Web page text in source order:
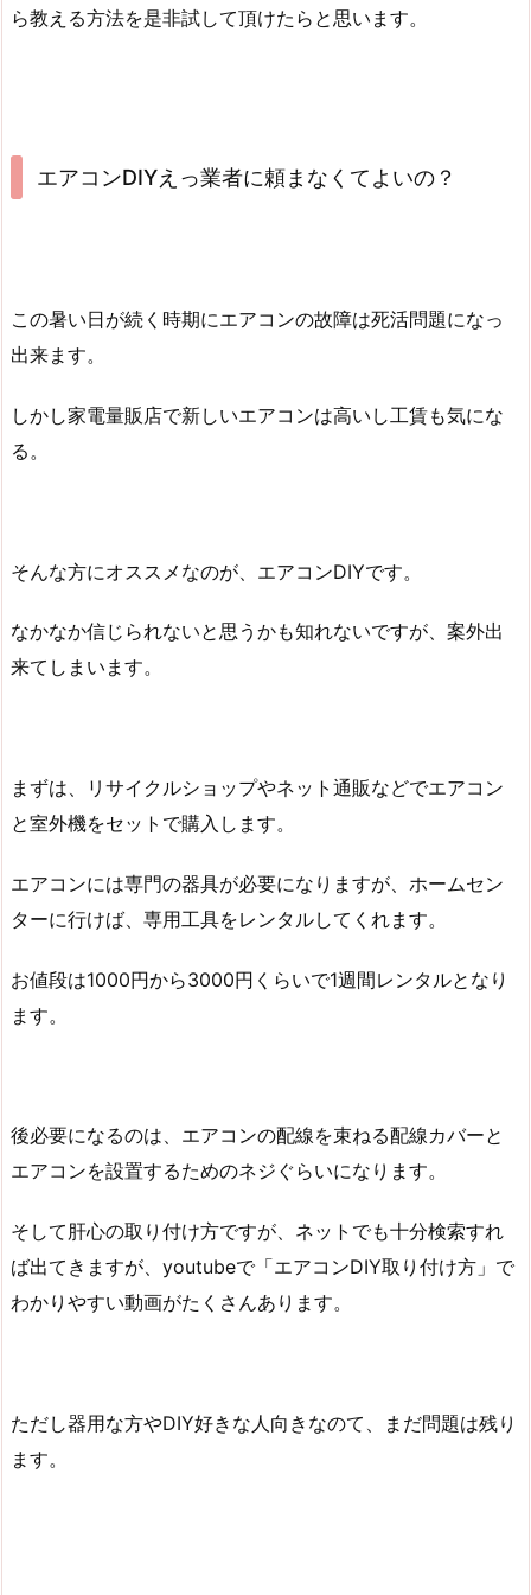
ら教える方法を是非試して頂けたらと思います。
エアコンDIYえっ業者に頼まなくてよいの？
この暑い日が続く時期にエアコンの故障は死活問題になっ
出来ます。
しかし家電量販店で新しいエアコンは高いし工賃も気にな
る。
そんな方にオススメなのが、エアコンDIYです。
なかなか信じられないと思うかも知れないですが、案外出
来てしまいます。
まずは、リサイクルショップやネット通販などでエアコン
と室外機をセットで購入します。
エアコンには専門の器具が必要になりますが、ホームセン
ターに行けば、専用工具をレンタルしてくれます。
お値段は1000円から3000円くらいで1週間レンタルとなり
ます。
後必要になるのは、エアコンの配線を束ねる配線カバーと
エアコンを設置するためのネジぐらいになります。
そして肝心の取り付け方ですが、ネットでも十分検索すれ
ば出てきますが、youtubeで「エアコンDIY取り付け方」で
わかりやすい動画がたくさんあります。
ただし器用な方やDIY好きな人向きなのて、まだ問題は残り
ます。